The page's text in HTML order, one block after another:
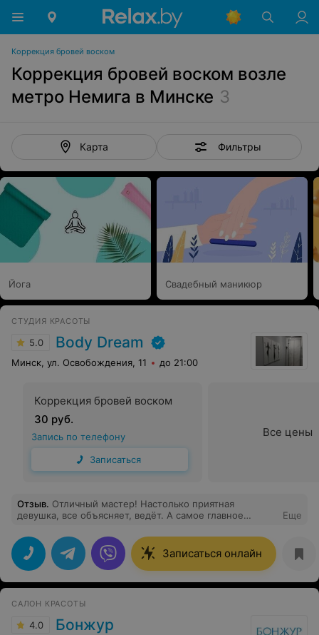
Коррекция бровей воском
Коррекция бровей воском возле
метро Немига в Минске 3
Карта Фильтры
Йога Свадебный маникюр
СТУДИЯ КРАСОТЫ
5.0 Body Dream
Минск, ул. Освобождения, 11 до 21:00
Коррекция бровей воском
30 руб.
Запись по телефону
Записаться
Все цены
Отзыв. Отличный мастер! Настолько приятная
девушка, все объясняет, ведёт. А самое главное
Еще
Записаться онлайн
САЛОН КРАСОТЫ
4.0 Бонжур